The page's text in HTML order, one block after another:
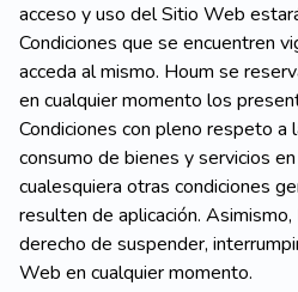
acceso y uso del Sitio Web
Condiciones que se encuentren
acceda al mismo. Houm se
en cualquier momento los
Condiciones con pleno respeto a
consumo de bienes y servicios
cualesquiera otras condiciones
resulten de aplicación.
derecho de suspender,
Web en cualquier momento.